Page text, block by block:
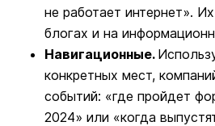
не работает интернет».
блогах и на
Навигационные.
конкретных мест,
событий: «где пройдет
2024» или «когда